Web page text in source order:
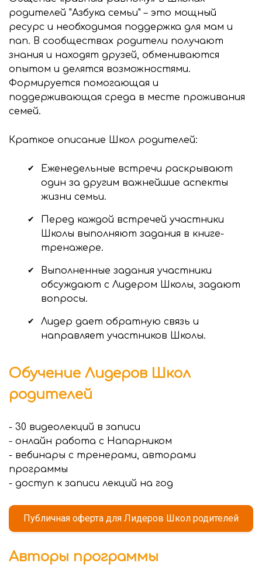
родителей "Азбука семьи" – это мощный
ресурс и необходимая поддержка для мам и
пап. В сообществах родители получают
знания и находят друзей, обмениваются
опытом и делятся возможностями.
Формируется помогающая и
поддерживающая среда в месте проживания
семей.
Краткое описание Школ родителей:
Еженедельные встречи раскрывают
один за другим важнейшие аспекты
жизни семьи.
Перед каждой встречей участники
Школы выполняют задания в книге-
тренажере.
Выполненные задания участники
обсуждают с Лидером Школы, задают
вопросы.
Лидер дает обратную связь и
направляет участников Школы.
Обучение Лидеров Школ
родителей
- 30 видеолекций в записи
- онлайн работа с Напарником
- вебинары с тренерами, авторами
программы
- доступ к записи лекций на год
Публичная оферта для Лидеров Школ родителей
Авторы программы